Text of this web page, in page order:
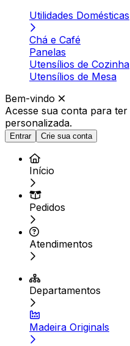
Utilidades Domésticas
Chá e Café
Panelas
Utensílios de Cozinha
Utensílios de Mesa
Bem-vindo
Acesse sua conta para ter
personalizada.
Entrar Crie sua conta
Início
Pedidos
Atendimentos
Departamentos
Madeira Originals